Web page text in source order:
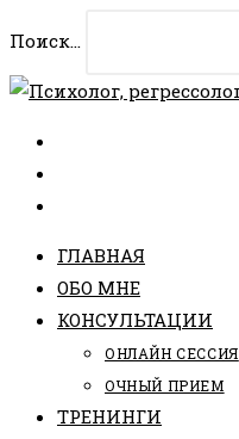
содержимому
Поиск...
ГЛАВНАЯ
ОБО МНЕ
КОНСУЛЬТАЦИИ
ОНЛАЙН СЕССИЯ
ОЧНЫЙ ПРИЕМ
ТРЕНИНГИ